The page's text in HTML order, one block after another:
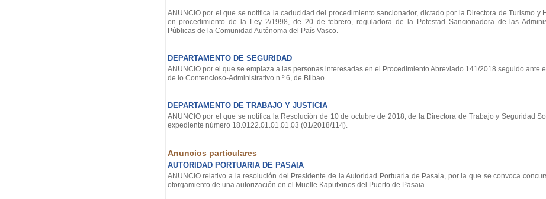
ANUNCIO por el que se notifica la caducidad del procedimiento sancionador, dictado por la Directora de Turismo y
en procedimiento de la Ley 2/1998, de 20 de febrero, reguladora de la Potestad Sancionadora de las
Públicas de la Comunidad Autónoma del País Vasco.
DEPARTAMENTO DE SEGURIDAD
ANUNCIO por el que se emplaza a las personas interesadas en el Procedimiento Abreviado 141/2018 seguido ante
de lo Contencioso-Administrativo n.º 6, de Bilbao.
DEPARTAMENTO DE TRABAJO Y JUSTICIA
ANUNCIO por el que se notifica la Resolución de 10 de octubre de 2018, de la Directora de Trabajo y Seguridad
expediente número 18.0122.01.01.01.03 (01/2018/114).
Anuncios particulares
AUTORIDAD PORTUARIA DE PASAIA
ANUNCIO relativo a la resolución del Presidente de la Autoridad Portuaria de Pasaia, por la que se convoca
otorgamiento de una autorización en el Muelle Kaputxinos del Puerto de Pasaia.